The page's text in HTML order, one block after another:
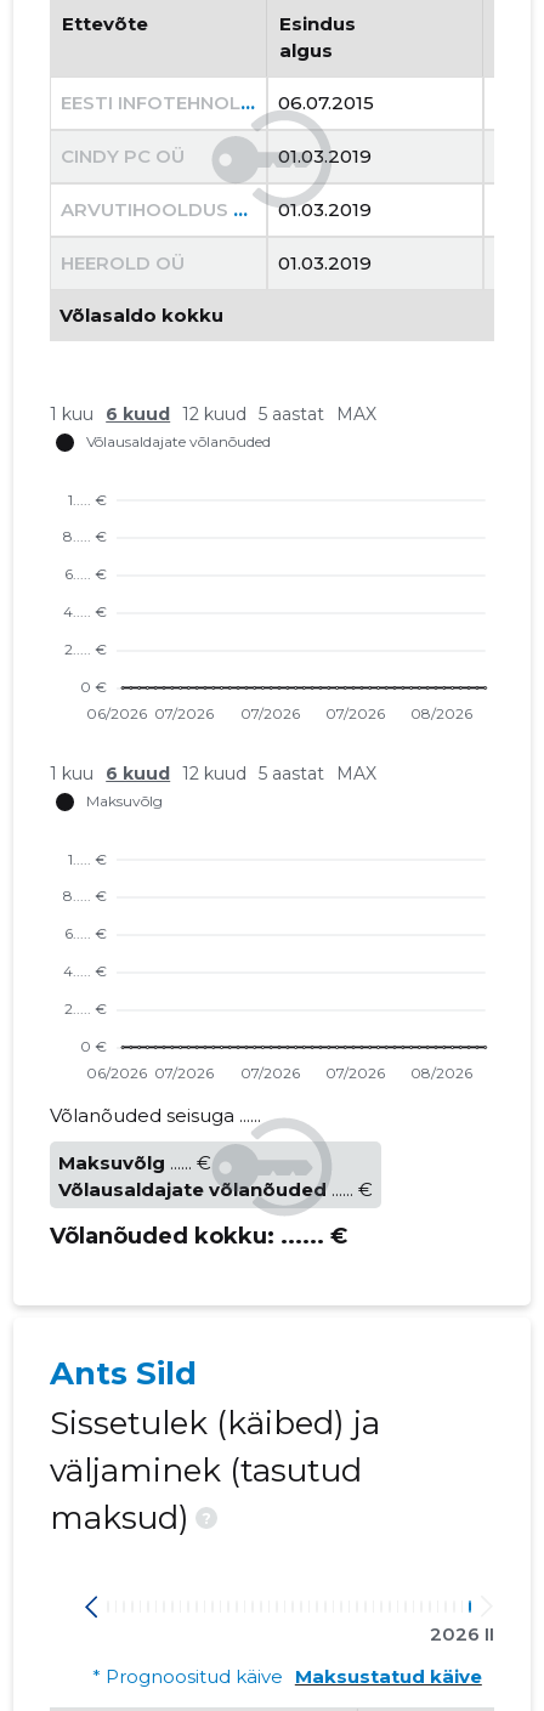
Ettevõte
Esindus
algus
EESTI INFOTEHNOLOOGIA JA TELEKOMMUNIKATSIOONI LIIT MTÜ 06.07.2015
CINDY PC OÜ 01.03.2019
ARVUTIHOOLDUS OÜ 01.03.2019
HEEROLD OÜ 01.03.2019
Võlasaldo kokku
1 kuu 6 kuud 12 kuud 5 aastat MAX
1 kuu 6 kuud 12 kuud 5 aastat MAX
Võlanõuded seisuga ......
Maksuvõlg ...... €
Võlausaldajate võlanõuded ...... €
Võlanõuded kokku: ...... €
Ants Sild
Sissetulek (käibed) ja
väljaminek (tasutud
maksud)
?
2026 II
* Prognoositud käive
Maksustatud käive